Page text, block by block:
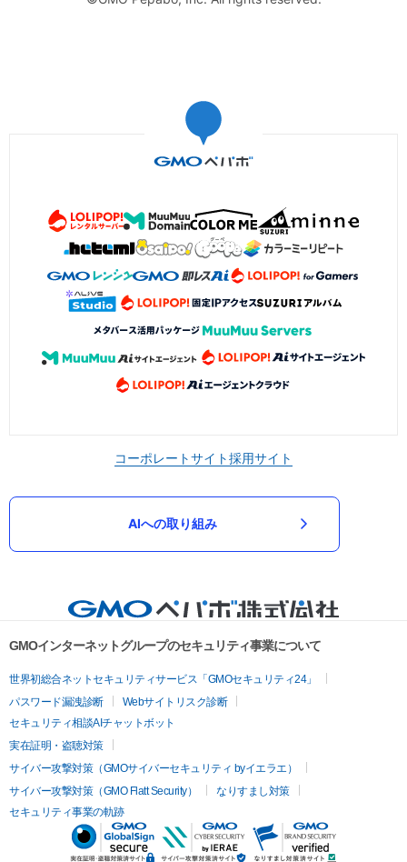
コーポレートサイト採用サイト
AIへの取り組み
GMOインターネットグループのセキュリティ事業について
世界初総合ネットセキュリティサービス「GMOセキュリティ24」
パスワード漏洩診断
Webサイトリスク診断
セキュリティ相談AIチャットボット
実在証明・盗聴対策
サイバー攻撃対策（GMOサイバーセキュリティ byイエラエ）
サイバー攻撃対策（GMO Flatt Security）
なりすまし対策
セキュリティ事業の軌跡